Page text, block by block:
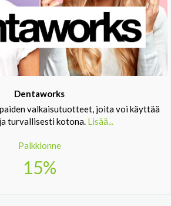
Dentaworks
valkaisutuotteet, joita voi käyttää
turvallisesti kotona. Lisää...
Palkkionne
15%